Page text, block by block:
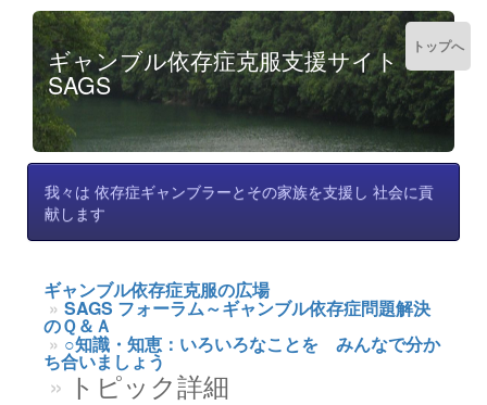
ギャンブル依存症克服支援サイト
SAGS
我々は 依存症ギャンブラーとその家族を支援し 社会に貢
献します
ギャンブル依存症克服の広場
SAGS フォーラム～ギャンブル依存症問題解決
のＱ＆Ａ
○知識・知恵：いろいろなことを みんなで分か
ち合いましょう
トピック詳細
トップへ